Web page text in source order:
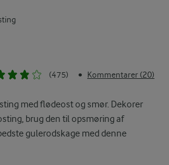
(475) • Kommentarer (20)
med flødeost og smør. Dekorer
brug den til opsmøring af
gulerodskage med denne